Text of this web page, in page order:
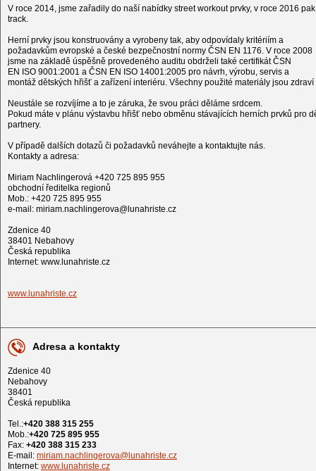
V roce 2014, jsme zařadily do naší nabídky street workout prvky, v roce 2016
track.
Herní prvky jsou konstruovány a vyrobeny tak, aby odpovídaly kritériím a
požadavkům evropské a české bezpečnostní normy ČSN EN 1176. V roce 2008
jsme na základě úspěšně provedeného auditu obdrželi také certifikát ČSN
EN ISO 9001:2001 a ČSN EN ISO 14001:2005 pro návrh, výrobu, servis a
montáž dětských hřišť a zařízení interiéru. Všechny použité materiály jsou
Neustále se rozvíjíme a to je záruka, že svou práci děláme srdcem.
Pokud máte v plánu výstavbu hřišť nebo obměnu stávajících herních prvků pro
partnery.
V případě dalších dotazů či požadavků neváhejte a kontaktujte nás.
Kontakty a adresa:
Miriam Nachlingerová +420 725 895 955
obchodní ředitelka regionů
Mob.: +420 725 895 955
e-mail: miriam.nachlingerova@lunahriste.cz
Zdenice 40
38401 Nebahovy
Česká republika
Internet: www.lunahriste.cz
www.lunahriste.cz
Adresa a kontakty
Zdenice 40
Nebahovy
38401
Česká republika
Tel.:+420 388 315 255
Mob.:+420 725 895 955
Fax: +420 388 315 233
E-mail: miriam.nachlingerova@lunahriste.cz
Internet: www.lunahriste.cz